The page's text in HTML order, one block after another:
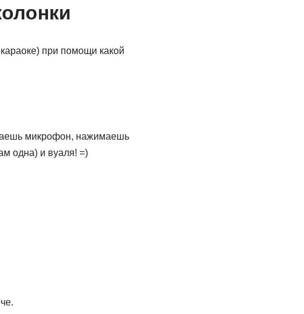
при помощи какой
микрофон, нажимаешь
одна) и вуаля! =)